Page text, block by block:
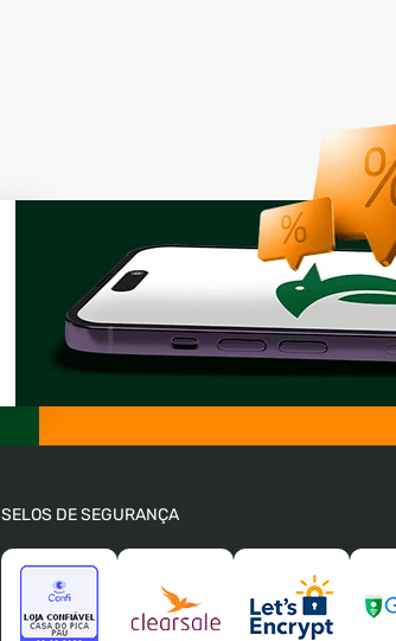
SELOS DE SEGURANÇA